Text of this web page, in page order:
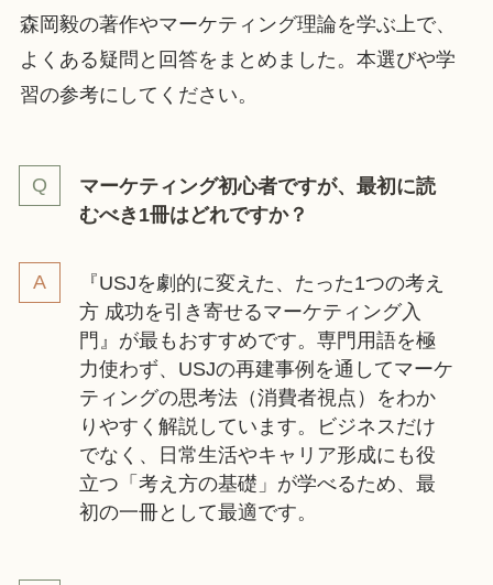
森岡毅の著作やマーケティング理論を学ぶ上で、
よくある疑問と回答をまとめました。本選びや学
習の参考にしてください。
マーケティング初心者ですが、最初に読
むべき1冊はどれですか？
『USJを劇的に変えた、たった1つの考え
方 成功を引き寄せるマーケティング入
門』が最もおすすめです。専門用語を極
力使わず、USJの再建事例を通してマーケ
ティングの思考法（消費者視点）をわか
りやすく解説しています。ビジネスだけ
でなく、日常生活やキャリア形成にも役
立つ「考え方の基礎」が学べるため、最
初の一冊として最適です。